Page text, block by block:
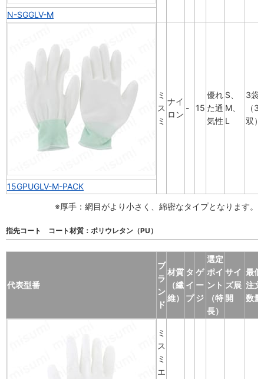
N-SGGLV-M
ミ
ス
ミ
ナイ
ロン
- 15
優れ
た通
気性
S、
M、
L
3袋
（30
双）
15GPUGLV-M-PACK
※厚手：網目がより小さく、綿密なタイプとなります。
指先コート コート材質：ポリウレタン（PU）
代表型番
ブ
ラ
ン
ド
材質
（繊
維）
タ
イ
プ
ゲ
ー
ジ
選定
ポイ
ント
（特
長）
サイ
ズ展
開
最低
注文
数量
ミ
ス
ミ
エ